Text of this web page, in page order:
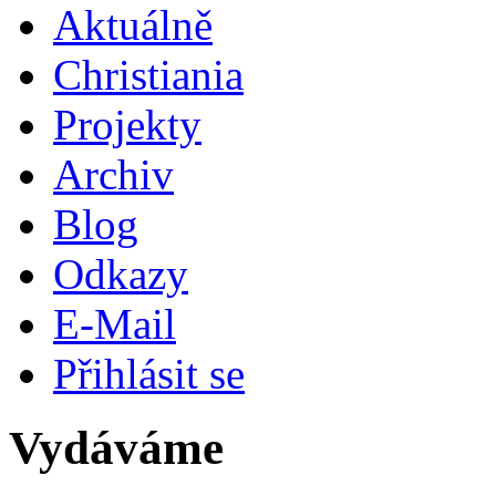
Aktuálně
Christiania
Projekty
Archiv
Blog
Odkazy
E-Mail
Přihlásit se
Vydáváme